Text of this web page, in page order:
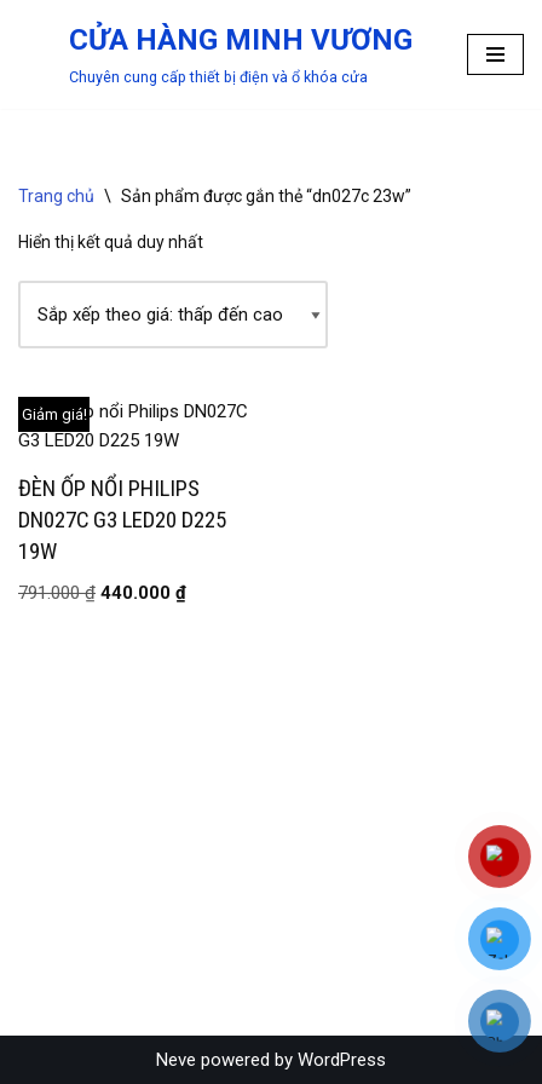
CỬA HÀNG MINH VƯƠNG
Chuyên cung cấp thiết bị điện và ổ khóa cửa
Trang chủ \ Sản phẩm được gắn thẻ “dn027c 23w”
Hiển thị kết quả duy nhất
Giảm giá!
ĐÈN ỐP NỔI PHILIPS
DN027C G3 LED20 D225
19W
791.000₫ 440.000 ₫
Neve powered by WordPress